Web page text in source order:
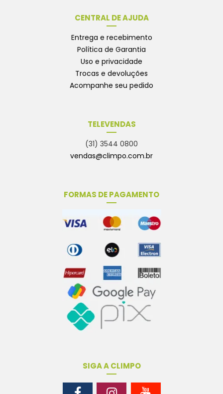
CENTRAL DE AJUDA
Entrega e recebimento
Política de Garantia
Uso e privacidade
Trocas e devoluções
Acompanhe seu pedido
TELEVENDAS
(31) 3544 0800
vendas@climpo.com.br
FORMAS DE PAGAMENTO
SIGA A CLIMPO